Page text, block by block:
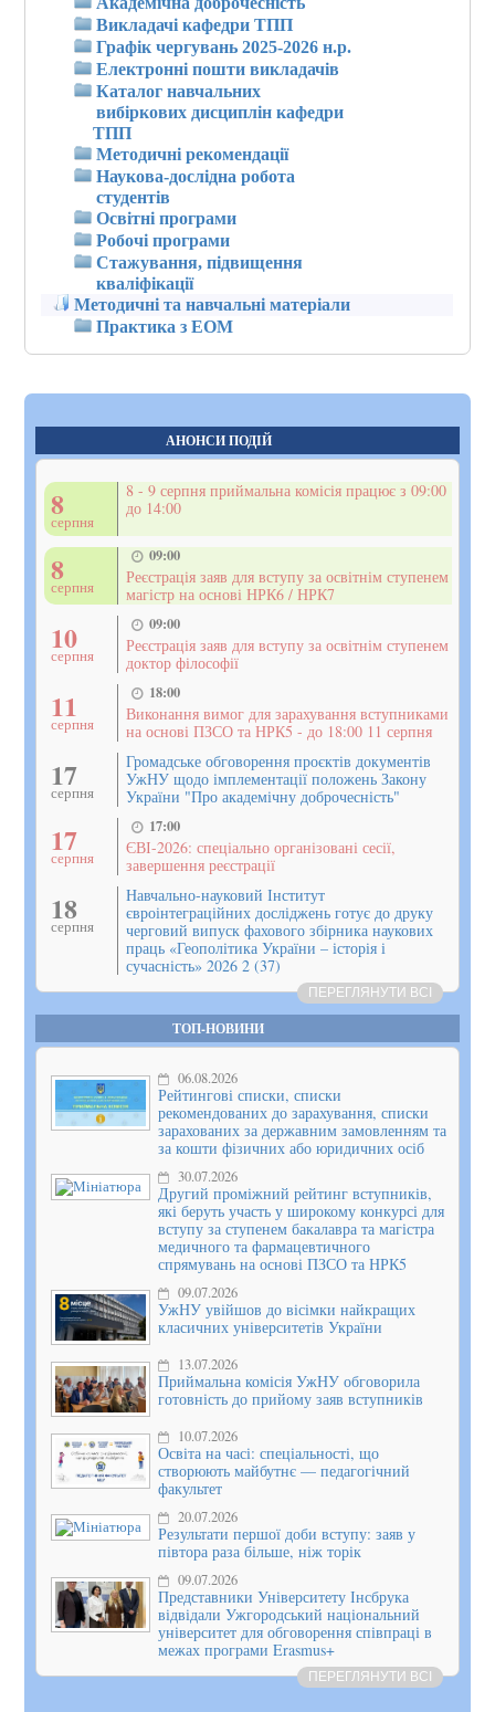
Викладачі кафедри ТПП
Графік чергувань 2025-2026 н.р.
Електронні пошти викладачів
Каталог навчальних
вибіркових дисциплін кафедри
ТПП
Методичні рекомендації
Наукова-дослідна робота
студентів
Освітні програми
Робочі програми
Стажування, підвищення
кваліфікації
Методичні та навчальні матеріали
Практика з ЕОМ
АНОНСИ ПОДІЙ
8
серпня
8 - 9 серпня приймальна комісія працює з 09:00
до 14:00
8
серпня
09:00
Реєстрація заяв для вступу за освітнім ступенем
магістр на основі НРК6 / НРК7
10
серпня
09:00
Реєстрація заяв для вступу за освітнім ступенем
доктор філософії
11
серпня
18:00
Виконання вимог для зарахування вступниками
на основі ПЗСО та НРК5 - до 18:00 11 серпня
17
серпня
Громадське обговорення проєктів документів
УжНУ щодо імплементації положень Закону
України "Про академічну доброчесність"
17
серпня
17:00
ЄВІ-2026: спеціально організовані сесії,
завершення реєстрації
18
серпня
Навчально-науковий Інститут
євроінтеграційних досліджень готує до друку
черговий випуск фахового збірника наукових
праць «Геополітика України – історія і
сучасність» 2026 2 (37)
ПЕРЕГЛЯНУТИ ВСІ
ТОП-НОВИНИ
06.08.2026
Рейтингові списки, списки
рекомендованих до зарахування, списки
зарахованих за державним замовленням та
за кошти фізичних або юридичних осіб
30.07.2026
Другий проміжний рейтинг вступників,
які беруть участь у широкому конкурсі для
вступу за ступенем бакалавра та магістра
медичного та фармацевтичного
спрямувань на основі ПЗСО та НРК5
09.07.2026
УжНУ увійшов до вісімки найкращих
класичних університетів України
13.07.2026
Приймальна комісія УжНУ обговорила
готовність до прийому заяв вступників
10.07.2026
Освіта на часі: спеціальності, що
створюють майбутнє — педагогічний
факультет
20.07.2026
Результати першої доби вступу: заяв у
півтора раза більше, ніж торік
09.07.2026
Представники Університету Інсбрука
відвідали Ужгородський національний
університет для обговорення співпраці в
межах програми Erasmus+
ПЕРЕГЛЯНУТИ ВСІ